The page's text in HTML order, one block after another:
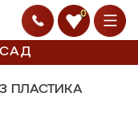
0
ПЛАСТИКА